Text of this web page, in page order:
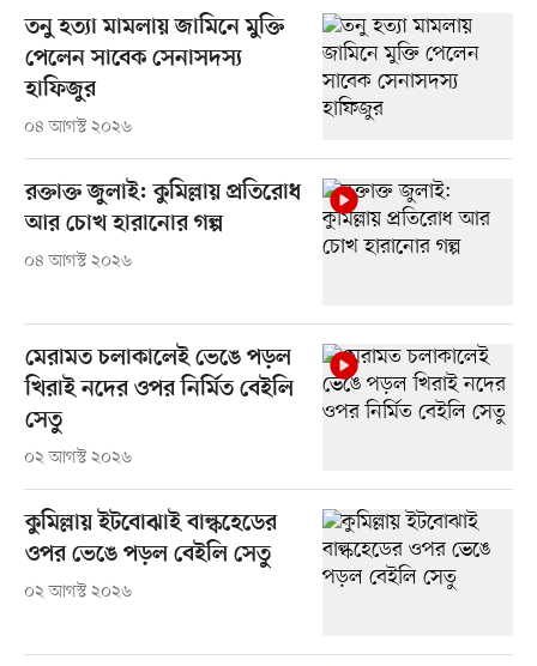
তনু হত্যা মামলায় জামিনে মুক্তি
পেলেন সাবেক সেনাসদস্য
হাফিজুর
০৪ আগস্ট ২০২৬
রক্তাক্ত জুলাই: কুমিল্লায় প্রতিরোধ
আর চোখ হারানোর গল্প
০৪ আগস্ট ২০২৬
মেরামত চলাকালেই ভেঙে পড়ল
খিরাই নদের ওপর নির্মিত বেইলি
সেতু
০২ আগস্ট ২০২৬
কুমিল্লায় ইটবোঝাই বাল্কহেডের
ওপর ভেঙে পড়ল বেইলি সেতু
০২ আগস্ট ২০২৬